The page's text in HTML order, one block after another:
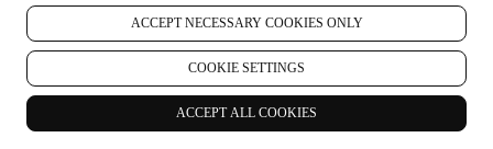
ACCEPT NECESSARY COOKIES ONLY
COOKIE SETTINGS
ACCEPT ALL COOKIES
communicatie/berichten te sturen waarvan wij denken dat u
gebruik van cookies is afhankelijk van uw toestemming. Als u
niet wilt dat deze informatie wordt gebruikt om u op uw
interesse gebaseerde advertenties, inhoud of communicatie te
sturen, kunt u het gebruik van de informatie over uw online-
acties beperken door uw cookie-instellingen te beheren